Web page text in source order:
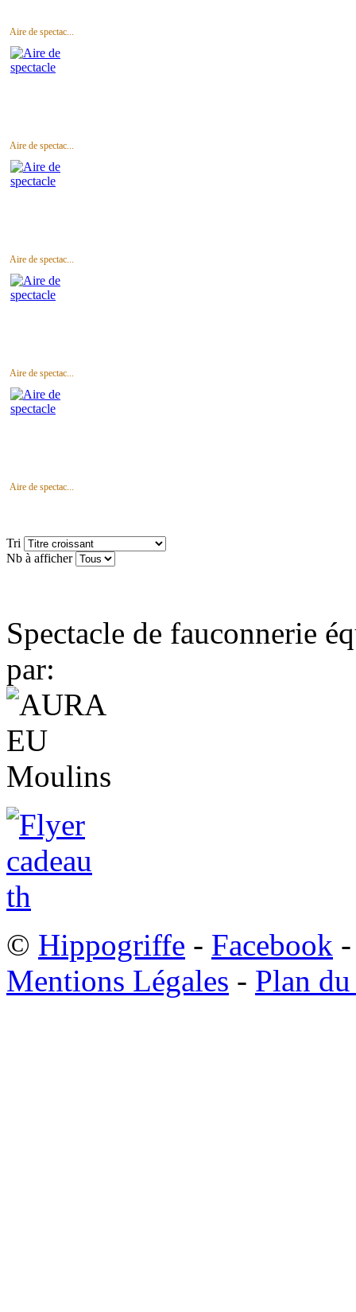
Aire de spectac...
Aire de spectac...
Aire de spectac...
Aire de spectac...
Aire de spectac...
Tri
Nb à afficher
Spectacle de fauconnerie
par:
© Hippogriffe - Facebook
Mentions Légales - Plan